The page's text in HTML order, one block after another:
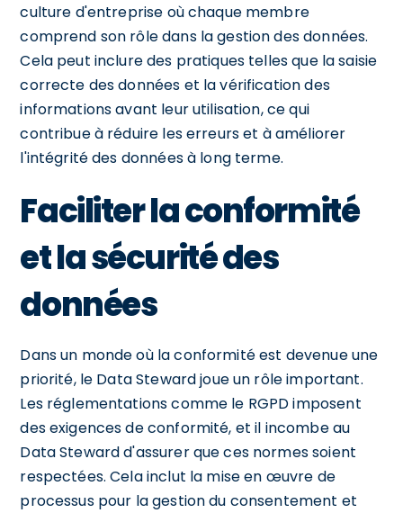
culture d'entreprise où chaque membre
comprend son rôle dans la gestion des données.
Cela peut inclure des pratiques telles que la saisie
correcte des données et la vérification des
informations avant leur utilisation, ce qui
contribue à réduire les erreurs et à améliorer
l'intégrité des données à long terme.
Faciliter la conformité
et la sécurité des
données
Dans un monde où la conformité est devenue une
priorité, le Data Steward joue un rôle important.
Les réglementations comme le RGPD imposent
des exigences de conformité, et il incombe au
Data Steward d'assurer que ces normes soient
respectées. Cela inclut la mise en œuvre de
processus pour la gestion du consentement et